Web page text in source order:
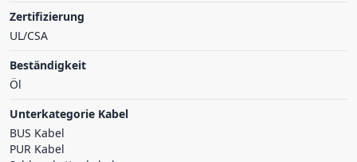
Zertifizierung
UL/CSA
Beständigkeit
Öl
Unterkategorie Kabel
BUS Kabel
PUR Kabel